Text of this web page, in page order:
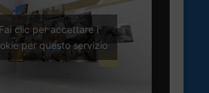
Fai clic per accettare i
per questo servizio